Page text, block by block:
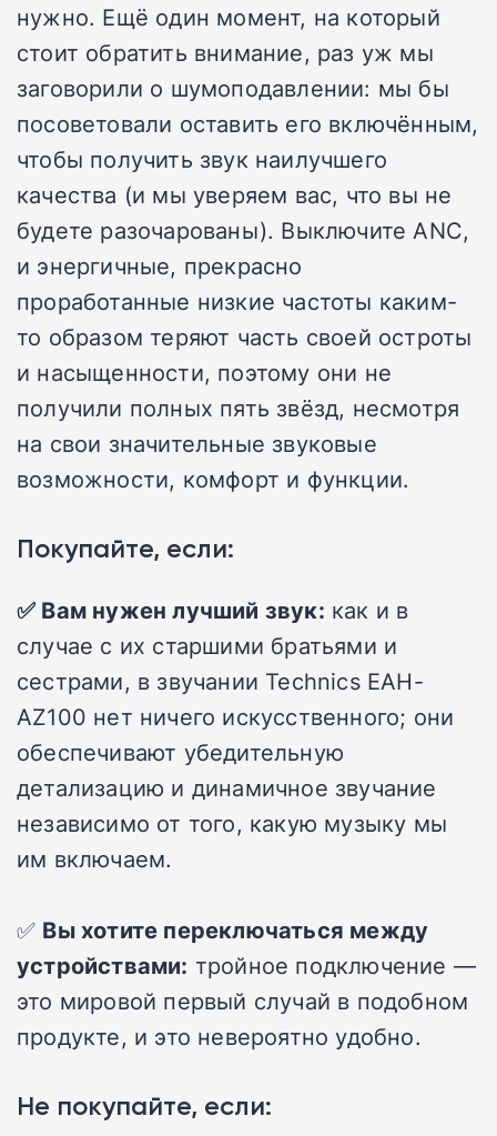
нужно. Ещё один момент, на который
стоит обратить внимание, раз уж мы
заговорили о шумоподавлении: мы бы
посоветовали оставить его включённым,
чтобы получить звук наилучшего
качества (и мы уверяем вас, что вы не
будете разочарованы). Выключите ANC,
и энергичные, прекрасно
проработанные низкие частоты каким-
то образом теряют часть своей остроты
и насыщенности, поэтому они не
получили полных пять звёзд, несмотря
на свои значительные звуковые
возможности, комфорт и функции.
Покупайте, если:
✅ Вам нужен лучший звук: как и в
случае с их старшими братьями и
сестрами, в звучании Technics EAH-
AZ100 нет ничего искусственного; они
обеспечивают убедительную
детализацию и динамичное звучание
независимо от того, какую музыку мы
им включаем.
✅ Вы хотите переключаться между
устройствами: тройное подключение —
это мировой первый случай в подобном
продукте, и это невероятно удобно.
Не покупайте, если: